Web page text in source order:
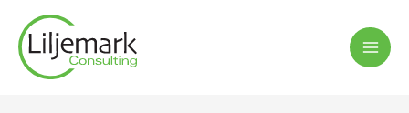
innehåll